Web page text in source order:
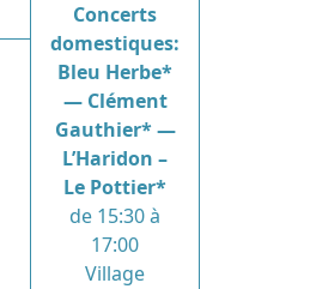
Concerts
domestiques:
Bleu Herbe*
— Clément
Gauthier* —
L’Haridon –
Le Pottier*
de 15:30 à
17:00
Village